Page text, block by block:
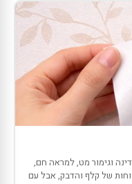
וגימור מט, למראה חם,
של קלף והדבק, אבל עם